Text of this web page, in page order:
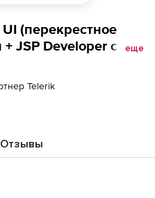
(перекрестное
JSP Developer с
Support to
&amp; JSP 60
еще
Telerik
Отзывы